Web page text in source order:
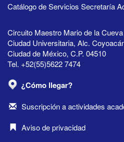
Catálogo de Servicios Secretaría
Circuito Maestro Mario de la
Ciudad Universitaria, Alc.
Ciudad de México, C.P. 04510
Tel. +52(55)5622 7474
¿Cómo llegar?
Suscripción a actividades
Aviso de privacidad